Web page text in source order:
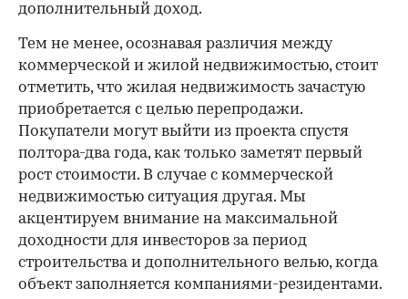
дополнительный доход.
Тем не менее, осознавая различия между
коммерческой и жилой недвижимостью, стоит
отметить, что жилая недвижимость зачастую
приобретается с целью перепродажи.
Покупатели могут выйти из проекта спустя
полтора-два года, как только заметят первый
рост стоимости. В случае с коммерческой
недвижимостью ситуация другая. Мы
акцентируем внимание на максимальной
доходности для инвесторов за период
строительства и дополнительного велью, когда
объект заполняется компаниями-резидентами.